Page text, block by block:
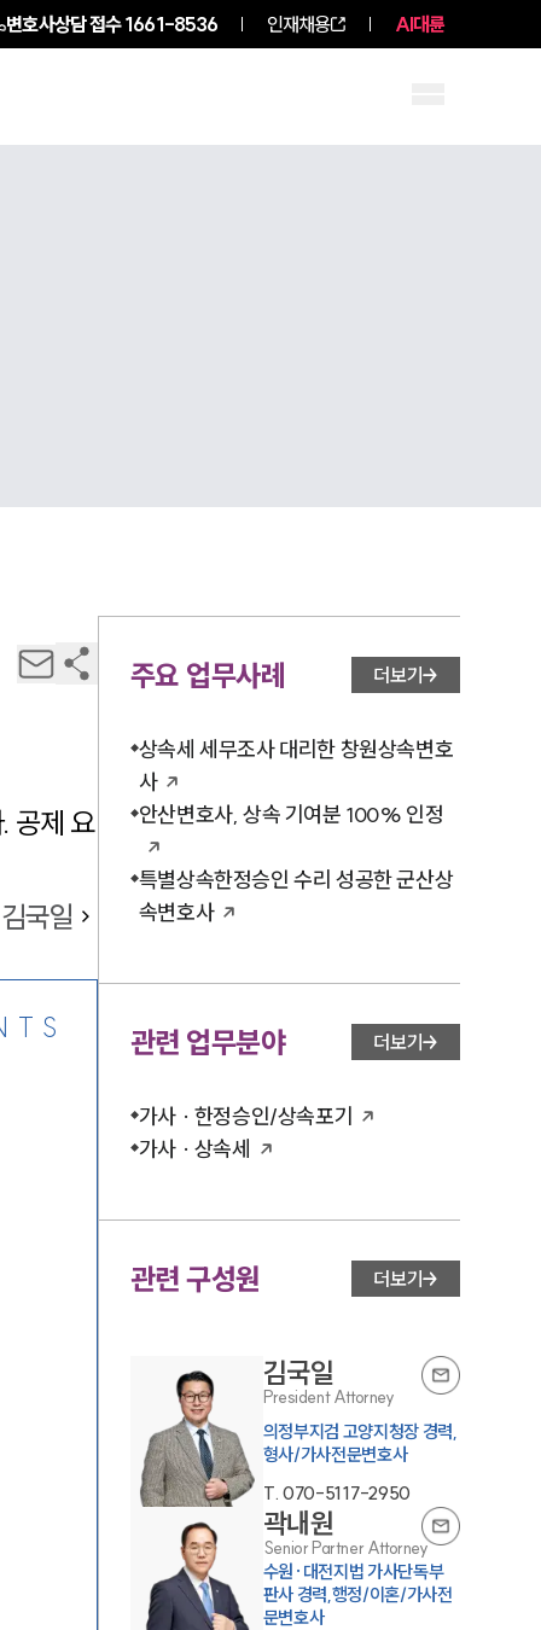
변호사상담 접수1661-8536 인재채용 AI대륜
공제 요
김국일
주요 업무사례 더보기
상속세 세무조사 대리한 창원상속변호
사
안산변호사, 상속 기여분 100% 인정
특별상속한정승인 수리 성공한 군산상
속변호사
관련 업무분야 더보기
가사 · 한정승인/상속포기
가사 · 상속세
관련 구성원 더보기
김국일
President Attorney
의정부지검 고양지청장 경력,
형사/가사전문변호사
T. 070-5117-2950
곽내원
Senior Partner Attorney
수원·대전지법 가사단독부
판사 경력,행정/이혼/가사전
문변호사